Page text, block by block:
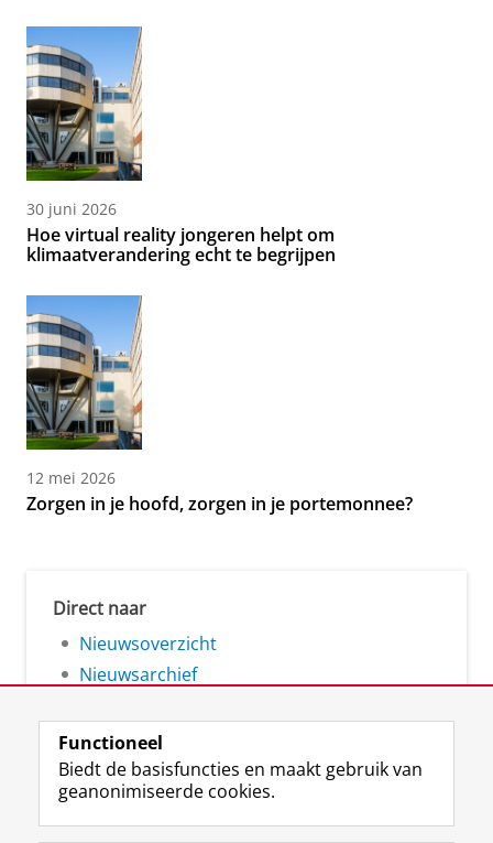
30 juni 2026
Hoe virtual reality jongeren helpt om
klimaatverandering echt te begrijpen
12 mei 2026
Zorgen in je hoofd, zorgen in je portemonnee?
Direct naar
Nieuwsoverzicht
Nieuwsarchief
Volg de RUG
F
L
R I
Y
Functioneel
Biedt de basisfuncties en maakt gebruik van
geanonimiseerde cookies.